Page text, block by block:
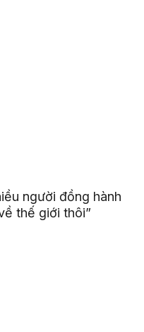
người đồng hành
thế giới thôi”